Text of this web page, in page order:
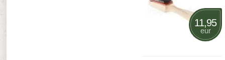
11,95
eur